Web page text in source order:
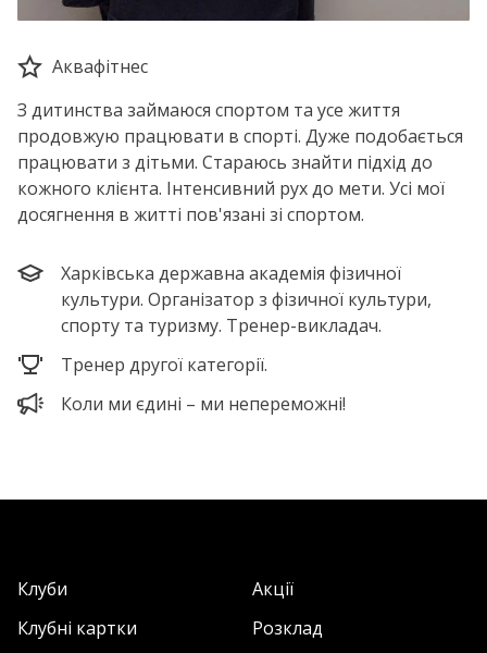
Аквафітнес
З дитинства займаюся спортом та усе життя
продовжую працювати в спорті. Дуже подобається
працювати з дітьми. Стараюсь знайти підхід до
кожного клієнта. Інтенсивний рух до мети. Усі мої
досягнення в житті пов'язані зі спортом.
Харківська державна академія фізичної
культури. Організатор з фізичної культури,
спорту та туризму. Тренер-викладач.
Тренер другої категорії.
Коли ми єдині – ми непереможні!
Клуби
Акції
Клубні картки
Розклад